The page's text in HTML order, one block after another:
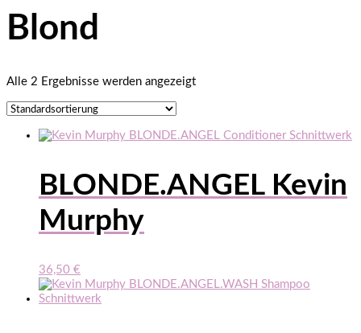
Blond
Alle 2 Ergebnisse werden angezeigt
BLONDE.ANGEL Kevin
Murphy
36,50 €